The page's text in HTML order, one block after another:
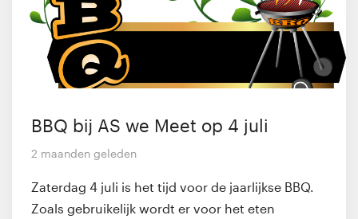
BBQ bij AS we Meet op 4 juli
2 maanden geleden
Zaterdag 4 juli is het tijd voor de jaarlijkse BBQ.
Zoals gebruikelijk wordt er voor het eten